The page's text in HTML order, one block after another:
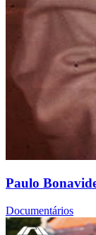
Paulo
Documentários